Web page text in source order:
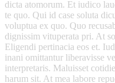
dicta atomorum. Et iudico
te quo. Qui id case soluta
voluptua ex quo. Quo
dignissim vituperata pri. At
Eligendi pertinacia eos et.
inani omittantur liberavisse
interpretaris. Maluisset
harum sit. At mea labore